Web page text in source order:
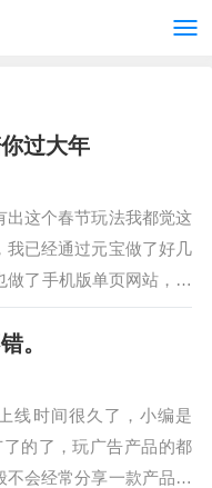
过大年
出这个春节玩法我都觉这
我已经通过元宝做了好几
做了手机版单页网站，现
，它的功能给会用的来
大的辅助团队，你能把
极…
。
线时间很久了，小编是
了的了，玩广告产品的都
不会经常分享一款产品，